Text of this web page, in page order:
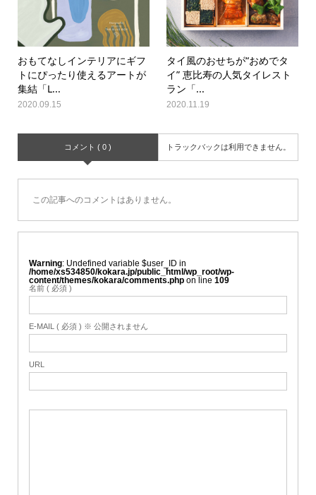
おもてなしインテリアにギフ
トにぴったり使えるアートが
集結「L...
2020.09.15
タイ風のおせちが“おめでタ
イ” 恵比寿の人気タイレスト
ラン「...
2020.11.19
コメント ( 0 ) トラックバックは利用できません。
この記事へのコメントはありません。
Warning : Undefined variable $user_ID in
/home/xs534850/kokara.jp/public_html/wp_root/wp-
content/themes/kokara/comments.phpon line 109
名前 ( 必須 )
E-MAIL ( 必須 ) ※ 公開されません
URL